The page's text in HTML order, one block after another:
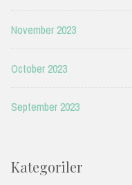
November 2023
October 2023
September 2023
Kategoriler